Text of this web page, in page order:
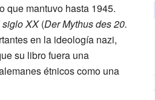
que mantuvo hasta 1945.
XX(Der Mythus des 20.
en la ideología nazi,
su libro fuera una
étnicos como una